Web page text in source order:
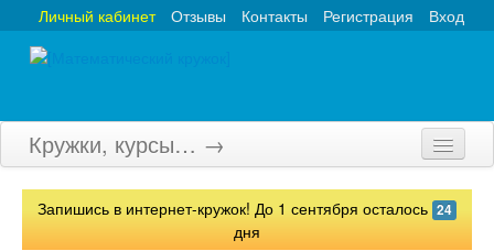
Вход
Регистрация
Контакты
Отзывы
Личный кабинет
Кружки, курсы… →
Главная
Запишись в интернет-кружок! До 1 сентября осталось 24
дня